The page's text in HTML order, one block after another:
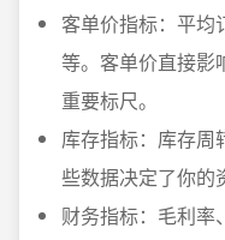
客单价指标：平均
等。客单价直接影
重要标尺。
库存指标：库存周
些数据决定了你的
财务指标：毛利率